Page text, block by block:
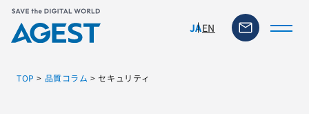
JAEN
TOP > 品質コラム >セキュリティ